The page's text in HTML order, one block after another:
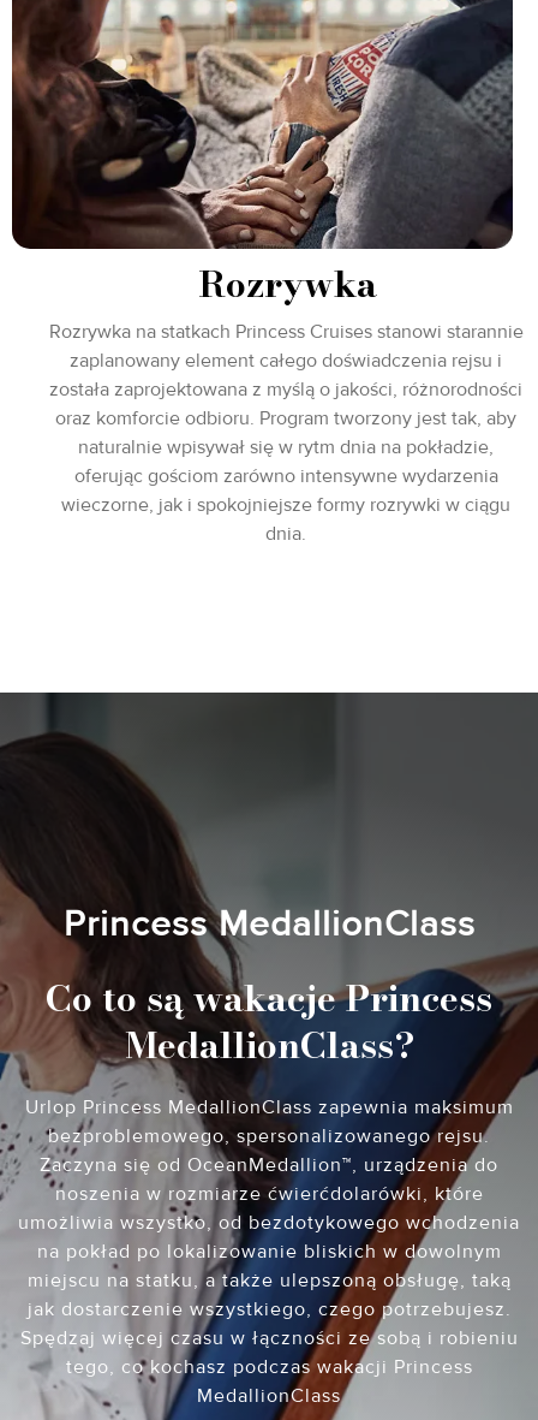
Rozrywka
Rozrywka na statkach Princess Cruises stanowi starannie
zaplanowany element całego doświadczenia rejsu i
została zaprojektowana z myślą o jakości, różnorodności
oraz komforcie odbioru. Program tworzony jest tak, aby
naturalnie wpisywał się w rytm dnia na pokładzie,
oferując gościom zarówno intensywne wydarzenia
wieczorne, jak i spokojniejsze formy rozrywki w ciągu
dnia.
Princess MedallionClass
Co to są wakacje Princess
MedallionClass?
Urlop Princess MedallionClass zapewnia maksimum
bezproblemowego, spersonalizowanego rejsu.
Zaczyna się od OceanMedallion™, urządzenia do
noszenia w rozmiarze ćwierćdolarówki, które
umożliwia wszystko, od bezdotykowego wchodzenia
na pokład po lokalizowanie bliskich w dowolnym
miejscu na statku, a także ulepszoną obsługę, taką
jak dostarczenie wszystkiego, czego potrzebujesz.
Spędzaj więcej czasu w łączności ze sobą i robieniu
tego, co kochasz podczas wakacji Princess
MedallionClass